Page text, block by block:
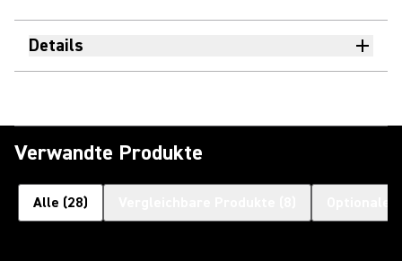
Details
Verwandte Produkte
Alle (28)